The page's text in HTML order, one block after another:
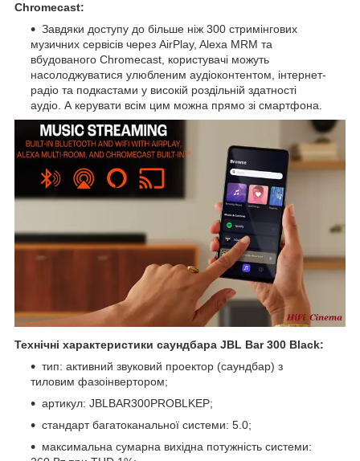
Chromecast:
Завдяки доступу до більше ніж 300 стримінгових
музичних сервісів через AirPlay, Alexa MRM та
вбудованого Chromecast, користувачі можуть
насолоджуватися улюбленим аудіоконтентом, інтернет-
радіо та подкастами у високій роздільній здатності
аудіо. А керувати всім цим можна прямо зі смартфона.
Технічні характеристики саундбара JBL Bar 300 Black:
тип: активний звуковий проектор (саундбар) з
тиловим фазоінвертором;
артикул: JBLBAR300PROBLKEP;
стандарт багатоканальної системи: 5.0;
максимальна сумарна вихідна потужність системи: